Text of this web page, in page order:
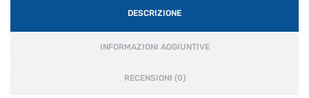
DESCRIZIONE
INFORMAZIONI AGGIUNTIVE
RECENSIONI (0)